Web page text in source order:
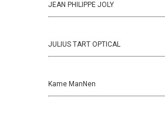
JEAN PHILIPPE JOLY
JULIUS TART OPTICAL
Kame ManNen